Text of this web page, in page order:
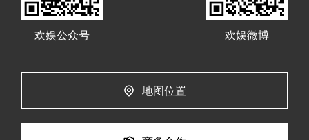
欢娱公众号 欢娱微博
地图位置